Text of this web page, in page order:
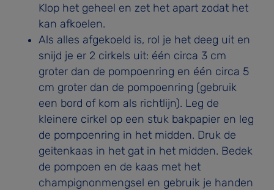
Klop het geheel en zet het apart zodat het
kan afkoelen.
Als alles afgekoeld is, rol je het deeg uit en
snijd je er 2 cirkels uit: één circa 3 cm
groter dan de pompoenring en één circa 5
cm groter dan de pompoenring (gebruik
een bord of kom als richtlijn). Leg de
kleinere cirkel op een stuk bakpapier en leg
de pompoenring in het midden. Druk de
geitenkaas in het gat in het midden. Bedek
de pompoen en de kaas met het
champignonmengsel en gebruik je handen